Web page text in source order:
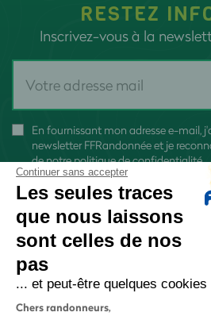
RESTEZ
Inscrivez-vous à la
En fournissant mon adresse e-mail,
newsletter FFRandonnée et je
denotre politique de confidentialité
Continuer sans accepter
Les seules traces
que nous laissons
sont celles de nos
pas
... et peut-être quelques cookies
Chers randonneurs,